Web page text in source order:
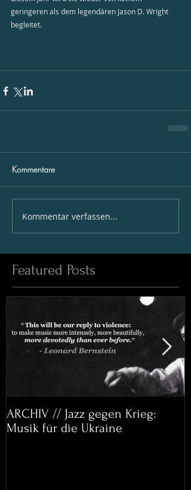
geringeren als dem legendären Jason D. Wright
begleitet.
Kommentare
Kommentar verfassen...
Featured Posts
ARCHIV // Jazz gegen Krieg:
Musik für die Ukraine